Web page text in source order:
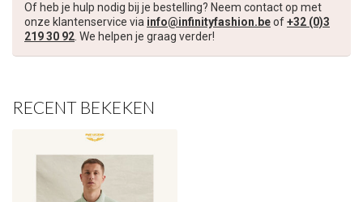
Of heb je hulp nodig bij je bestelling? Neem contact op met
onze klantenservice via info@infinityfashion.beof+32 (0)3
219 30 92. We helpen je graag verder!
RECENT BEKEKEN